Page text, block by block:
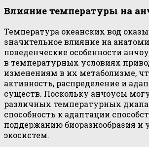
Влияние температуры на
Температура океанских вод
значительное влияние на
поведенческие особенности
в температурных условиях
изменениям в их метаболизме,
активность, распределение и
существ. Поскольку анчоусы
различных температурных
способность к адаптации
поддержанию биоразнообразия и
экосистем.